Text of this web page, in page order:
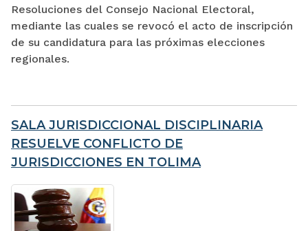
Resoluciones del Consejo Nacional Electoral,
mediante las cuales se revocó el acto de inscripción
de su candidatura para las próximas elecciones
regionales.
SALA JURISDICCIONAL DISCIPLINARIA
RESUELVE CONFLICTO DE
JURISDICCIONES EN TOLIMA